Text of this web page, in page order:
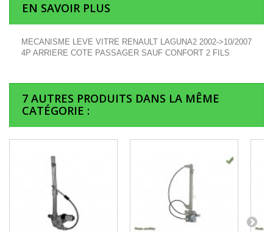
EN SAVOIR PLUS
MECANISME LEVE VITRE RENAULT LAGUNA2 2002->10/2007
4P ARRIERE COTE PASSAGER SAUF CONFORT 2 FILS
7 AUTRES PRODUITS DANS LA MÊME
CATÉGORIE :